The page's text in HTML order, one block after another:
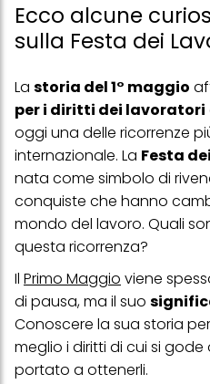
Ecco alcune
sulla Festa dei
La storia del 1° maggio
per i diritti dei lavoratori
oggi una delle ricorrenze
internazionale. La Festa
nata come simbolo di
conquiste che hanno
mondo del lavoro. Quali
questa ricorrenza?
Il Primo Maggio viene
di pausa, ma il suo
Conoscere la sua storia
meglio i diritti di cui si
portato a ottenerli.